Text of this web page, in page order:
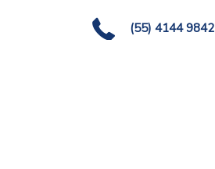
(55) 4144 9842